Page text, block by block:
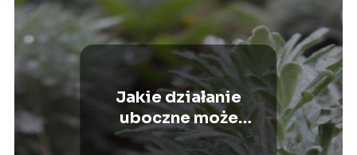
Jakie działanie
uboczne może
powodować piołun?